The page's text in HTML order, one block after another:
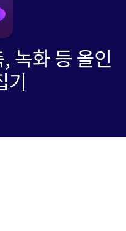
녹화 등 올인
기